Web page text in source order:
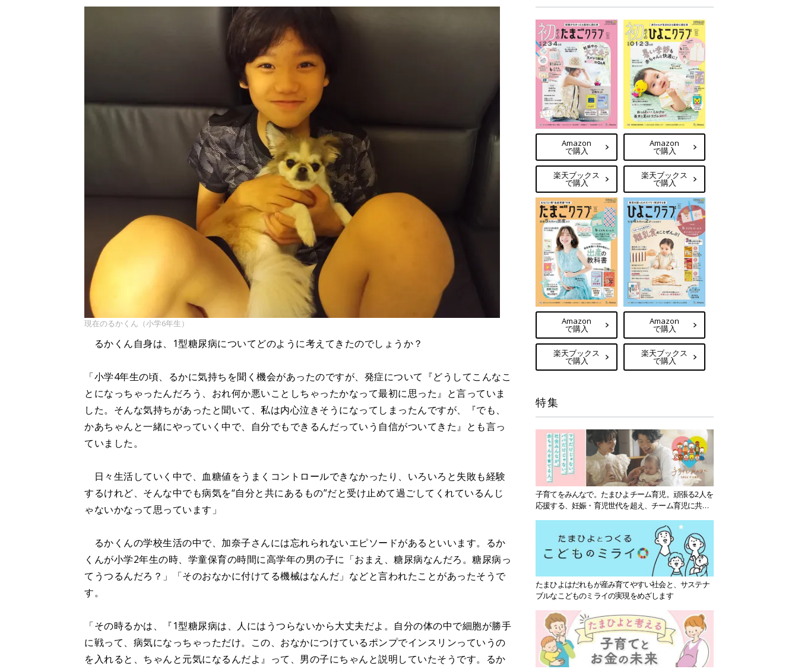
現在のるかくん（小学6年生）
るかくん自身は、1型糖尿病についてどのように考えてきたのでしょうか？
「小学4年生の頃、るかに気持ちを聞く機会があったのですが、発症について『どうしてこんなこ
とになっちゃったんだろう、おれ何か悪いことしちゃったかなって最初に思った』と言っていま
した。そんな気持ちがあったと聞いて、私は内心泣きそうになってしまったんですが、『でも、
かあちゃんと一緒にやっていく中で、自分でもできるんだっていう自信がついてきた』とも言っ
ていました。
日々生活していく中で、血糖値をうまくコントロールできなかったり、いろいろと失敗も経験
するけれど、そんな中でも病気を“自分と共にあるもの”だと受け止めて過ごしてくれているんじ
ゃないかなって思っています」
るかくんの学校生活の中で、加奈子さんには忘れられないエピソードがあるといいます。るか
くんが小学2年生の時、学童保育の時間に高学年の男の子に「おまえ、糖尿病なんだろ。糖尿病っ
てうつるんだろ？」「そのおなかに付けてる機械はなんだ」などと言われたことがあったそうで
す。
「その時るかは、『1型糖尿病は、人にはうつらないから大丈夫だよ。自分の体の中で細胞が勝手
に戦って、病気になっちゃっただけ。この、おなかにつけているポンプでインスリンっていうの
を入れると、ちゃんと元気になるんだよ』って、男の子にちゃんと説明していたそうです。るか
Amazon
で購入
楽天ブックス
で購入
Amazon
で購入
楽天ブックス
で購入
Amazon
で購入
楽天ブックス
で購入
Amazon
で購入
楽天ブックス
で購入
特集
子育てをみんなで。たまひよチーム育児。頑張る2人を
応援する、妊娠・育児世代を超え、チーム育児に共感
たまひよはだれもが産み育てやすい社会と、サステナ
ブルなこどものミライの実現をめざします